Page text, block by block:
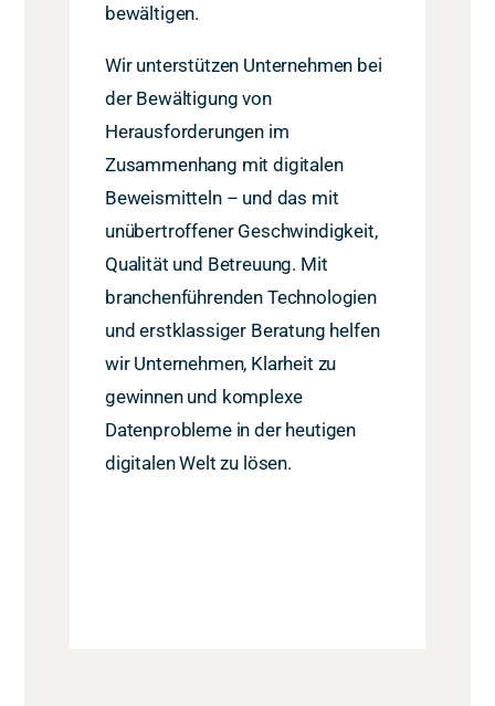
bewältigen.
Wir unterstützen Unternehmen bei
der Bewältigung von
Herausforderungen im
Zusammenhang mit digitalen
Beweismitteln – und das mit
unübertroffener Geschwindigkeit,
Qualität und Betreuung. Mit
branchenführenden Technologien
und erstklassiger Beratung helfen
wir Unternehmen, Klarheit zu
gewinnen und komplexe
Datenprobleme in der heutigen
digitalen Welt zu lösen.